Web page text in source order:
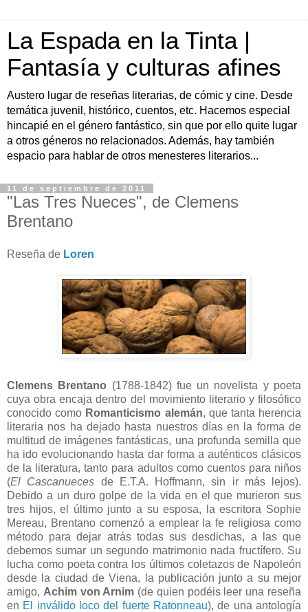
La Espada en la Tinta |
Fantasía y culturas afines
Austero lugar de reseñas literarias, de cómic y cine. Desde
temática juvenil, histórico, cuentos, etc. Hacemos especial
hincapié en el género fantástico, sin que por ello quite lugar
a otros géneros no relacionados. Además, hay también
espacio para hablar de otros menesteres literarios...
11 de septiembre de 2011
"Las Tres Nueces", de Clemens
Brentano
Reseña de Loren
Clemens Brentano (1788-1842) fue un novelista y poeta
cuya obra encaja dentro del movimiento literario y filosófico
conocido como Romanticismo alemán, que tanta herencia
literaria nos ha dejado hasta nuestros días en la forma de
multitud de imágenes fantásticas, una profunda semilla que
ha ido evolucionando hasta dar forma a auténticos clásicos
de la literatura, tanto para adultos como cuentos para niños
(El Cascanueces de E.T.A. Hoffmann, sin ir más lejos).
Debido a un duro golpe de la vida en el que murieron sus
tres hijos, el último junto a su esposa, la escritora Sophie
Mereau, Brentano comenzó a emplear la fe religiosa como
método para dejar atrás todas sus desdichas, a las que
debemos sumar un segundo matrimonio nada fructífero. Su
lucha como poeta contra los últimos coletazos de Napoleón
desde la ciudad de Viena, la publicación junto a su mejor
amigo, Achim von Arnim (de quien podéis leer una reseña
en El inválido loco del fuerte Ratonneau), de una antología